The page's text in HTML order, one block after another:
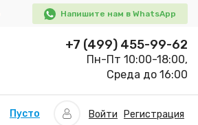
Напишите нам в WhatsApp
+7 (499) 455-99-62
Пн-Пт 10:00-18:00,
Среда до 16:00
Пусто Войти Регистрация